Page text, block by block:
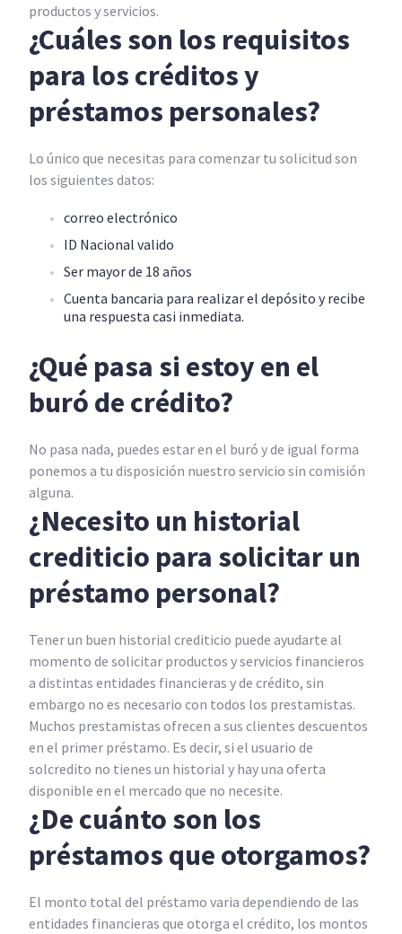
productos y servicios.
¿Cuáles son los requisitos
para los créditos y
préstamos personales?
Lo único que necesitas para comenzar tu solicitud son
los siguientes datos:
correo electrónico
ID Nacional valido
Ser mayor de 18 años
Cuenta bancaria para realizar el depósito y recibe
una respuesta casi inmediata.
¿Qué pasa si estoy en el
buró de crédito?
No pasa nada, puedes estar en el buró y de igual forma
ponemos a tu disposición nuestro servicio sin comisión
alguna.
¿Necesito un historial
crediticio para solicitar un
préstamo personal?
Tener un buen historial crediticio puede ayudarte al
momento de solicitar productos y servicios financieros
a distintas entidades financieras y de crédito, sin
embargo no es necesario con todos los prestamistas.
Muchos prestamistas ofrecen a sus clientes descuentos
en el primer préstamo. Es decir, si el usuario de
solcredito no tienes un historial y hay una oferta
disponible en el mercado que no necesite.
¿De cuánto son los
préstamos que otorgamos?
El monto total del préstamo varia dependiendo de las
entidades financieras que otorga el crédito, los montos